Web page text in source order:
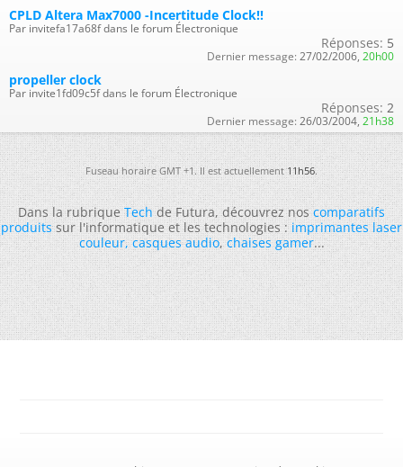
CPLD Altera Max7000 -Incertitude Clock!!
Par invitefa17a68f dans le forum Électronique
Réponses: 5
Dernier message: 27/02/2006, 20h00
propeller clock
Par invite1fd09c5f dans le forum Électronique
Réponses: 2
Dernier message: 26/03/2004, 21h38
Fuseau horaire GMT +1. Il est actuellement11h56.
Dans la rubriqueTechde Futura, découvrez noscomparatifs
produitssur l'informatique et les technologies :imprimantes laser
couleur,casques audio,chaises gamer...